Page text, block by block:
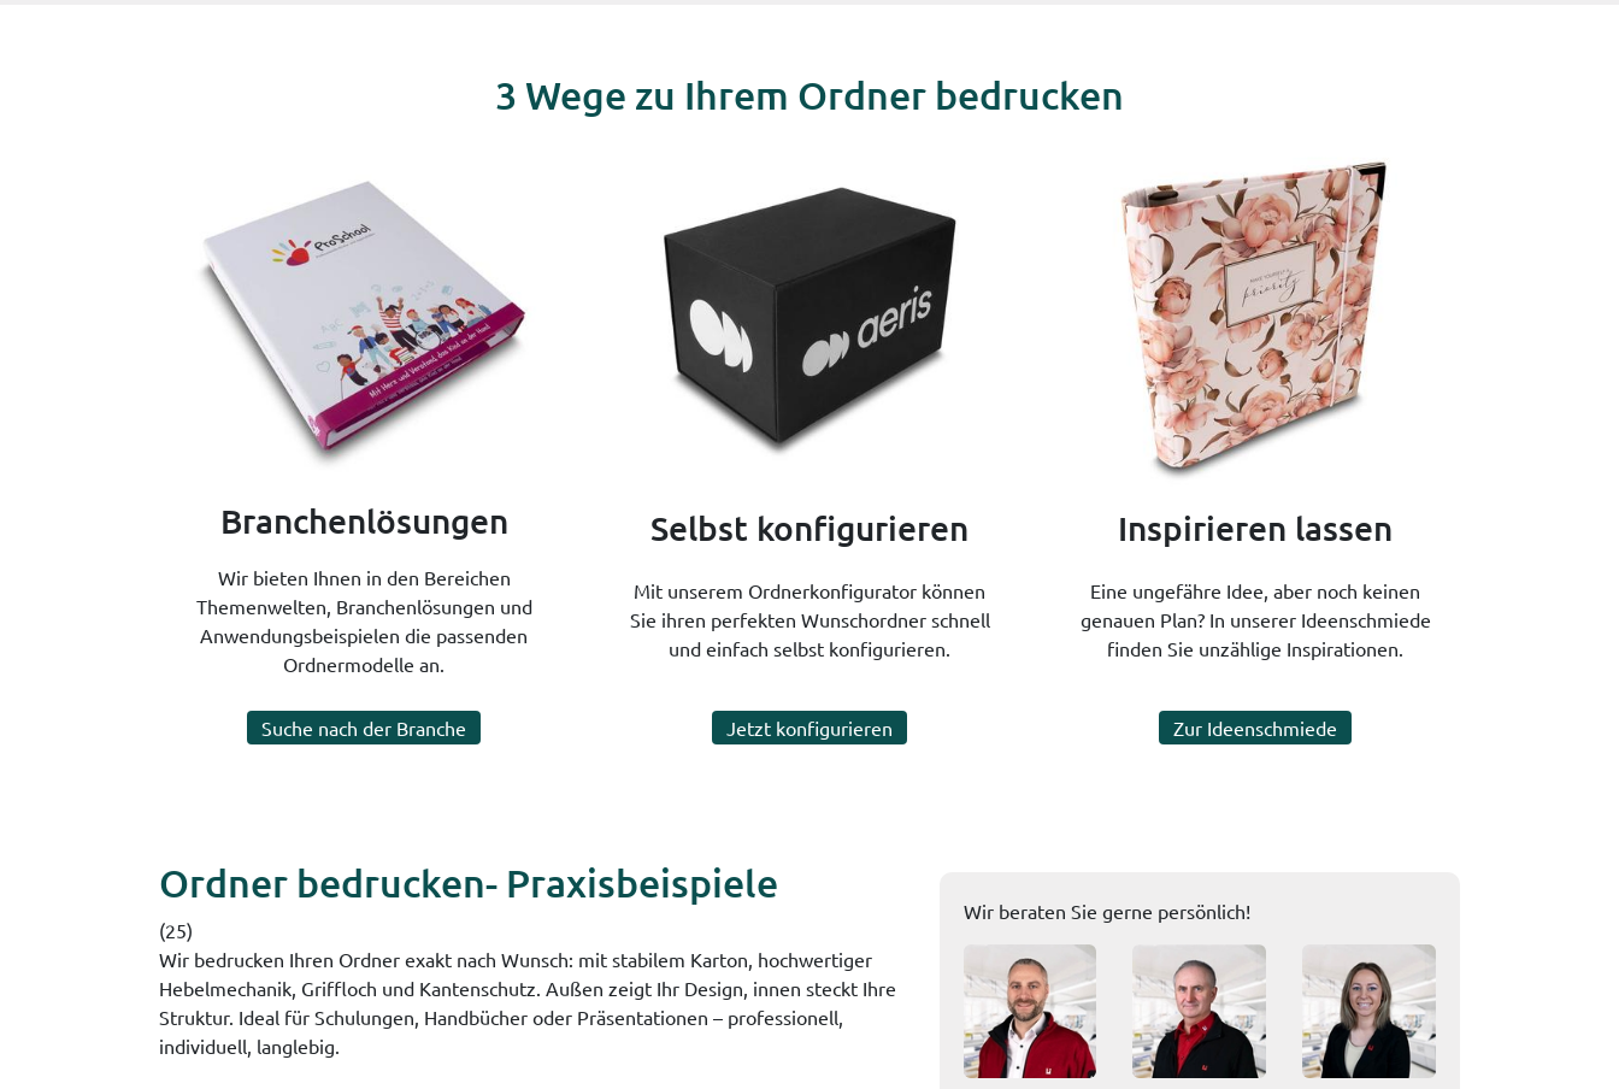
3 Wege zu Ihrem Ordner bedrucken
Branchenlösungen
Wir bieten Ihnen in den Bereichen
Themenwelten, Branchenlösungen und
Anwendungsbeispielen die passenden
Ordnermodelle an.
Suche nach der Branche
Selbst konfigurieren
Mit unserem Ordnerkonfigurator können
Sie ihren perfekten Wunschordner schnell
und einfach selbst konfigurieren.
Jetzt konfigurieren
Inspirieren lassen
Eine ungefähre Idee, aber noch keinen
genauen Plan? In unserer Ideenschmiede
finden Sie unzählige Inspirationen.
Zur Ideenschmiede
Ordner bedrucken- Praxisbeispiele
(25)
Wir bedrucken Ihren Ordner exakt nach Wunsch: mit stabilem Karton, hochwertiger
Hebelmechanik, Griffloch und Kantenschutz. Außen zeigt Ihr Design, innen steckt Ihre
Struktur. Ideal für Schulungen, Handbücher oder Präsentationen – professionell,
individuell, langlebig.
Wir beraten Sie gerne persönlich!